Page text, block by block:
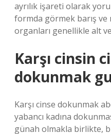
ayrılık işareti olarak
formda görmek barış
organları genellikle alt
Karşı cinsin
dokunmak
Karşı cinse dokunmak
yabancı kadına
günah olmakla birlikte,